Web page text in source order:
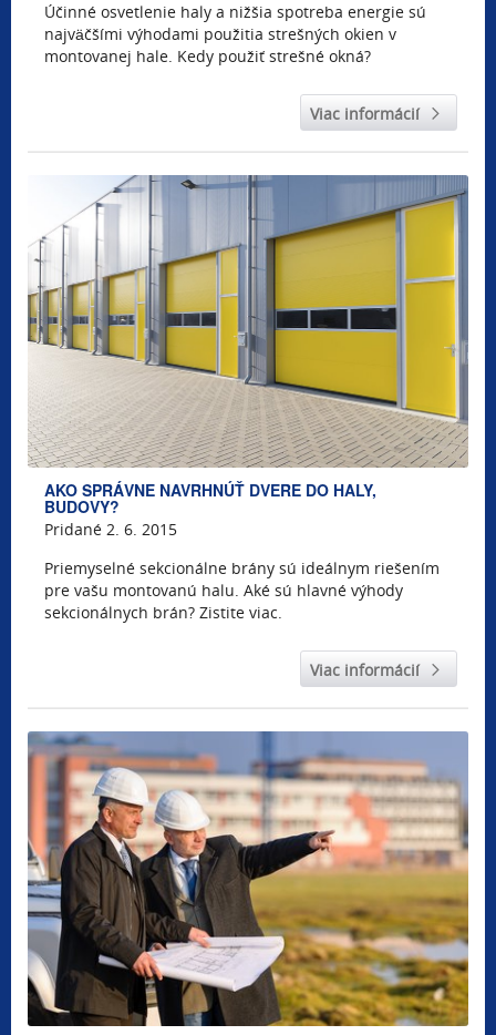
Účinné osvetlenie haly a nižšia spotreba energie sú
najväčšími výhodami použitia strešných okien v
montovanej hale. Kedy použiť strešné okná?
Viac informácií
AKO SPRÁVNE NAVRHNÚŤ DVERE DO HALY,
BUDOVY?
Pridané 2. 6. 2015
Priemyselné sekcionálne brány sú ideálnym riešením
pre vašu montovanú halu. Aké sú hlavné výhody
sekcionálnych brán? Zistite viac.
Viac informácií